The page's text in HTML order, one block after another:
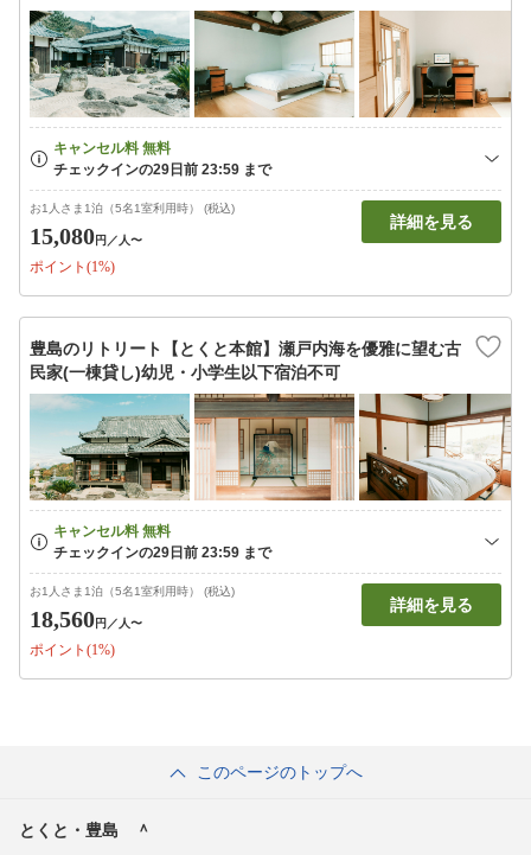
お1人さま1泊（5名1室利用時） (税込)
15,080円 ／人〜
ポイント(1%)
詳細を見る
豊島のリトリート【とくと本館】瀬戸内海を優雅に望む古
民家(一棟貸し)幼児・小学生以下宿泊不可
お1人さま1泊（5名1室利用時） (税込)
18,560円 ／人〜
ポイント(1%)
詳細を見る
このページのトップへ
とくと・豊島 ＾